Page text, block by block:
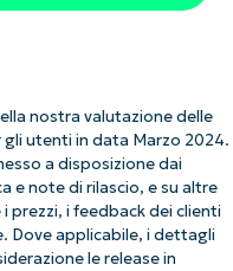
nostra valutazione delle
utenti in data Marzo 2024.
a disposizione dai
e note di rilascio, e su altre
prezzi, i feedback dei clienti
Dove applicabile, i dettagli
le release in